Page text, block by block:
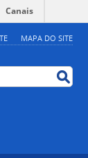
MAPA DO SITE
Canais